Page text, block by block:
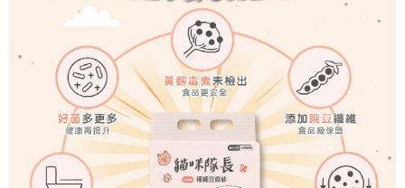
【7-11】取貨1500免運
每筆NT$60，滿NT$1,500(含以上)免運費
宅配【全館滿1500免運】
每筆NT$85，滿NT$1,500(含以上)免運費
【宅配-貨到付款】1500免運
每筆NT$115，滿NT$1,500(含以上)免運費